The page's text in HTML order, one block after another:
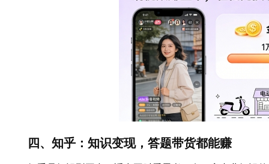
四、知乎：知识变现，答题带货都能赚